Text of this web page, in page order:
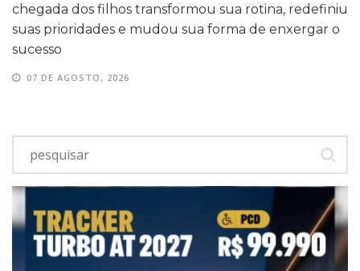
chegada dos filhos transformou sua rotina, redefiniu
suas prioridades e mudou sua forma de enxergar o
sucesso
07 DE AGOSTO, 2026